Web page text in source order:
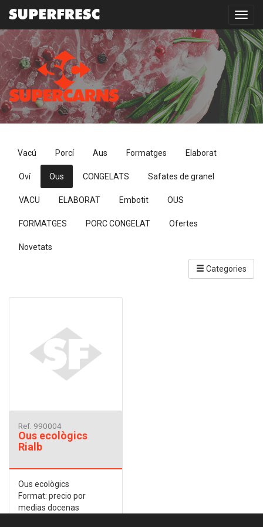
Vacú Porcí Aus Formatges Elaborat
Oví Ous CONGELATS Safates de granel
VACU ELABORAT Embotit OUS
FORMATGES PORC CONGELAT Ofertes
Novetats
Categories
Ref. 990004
Ous ecològics
Rialb
Ous ecològics
Format: precio por
medias docenas